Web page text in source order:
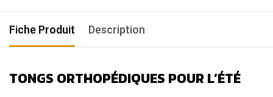
Fiche Produit Description
TONGS ORTHOPÉDIQUES POUR L’ÉTÉ